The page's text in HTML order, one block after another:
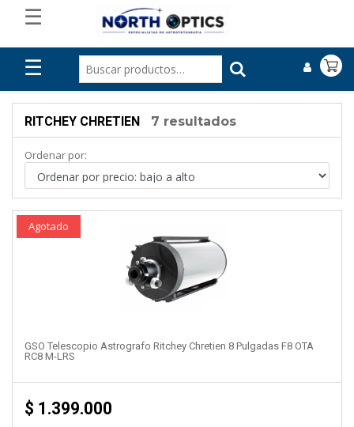
☰
☰
RITCHEY CHRETIEN 7 resultados
Ordenar por:
Agotado
GSO Telescopio Astrografo Ritchey Chretien 8 Pulgadas F8 OTA
RC8 M-LRS
$ 1.399.000